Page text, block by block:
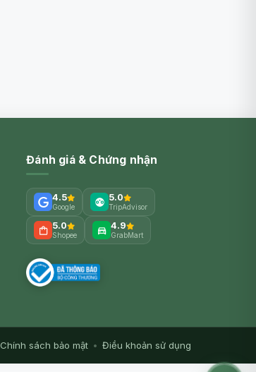
Đánh giá & Chứng nhận
4.5
Google
5.0
TripAdvisor
5.0
Shopee
4.9
GrabMart
Chính sách bảo mật • Điều khoản sử dụng